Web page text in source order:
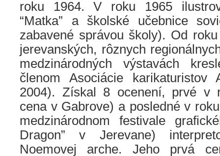
roku 1964. V roku 1965
“Matka” a školské učebnice
zabavené správou školy). Od
jerevanských, rôznych
medzinárodných výstavách
členom Asociácie karikaturistov
2004). Získal 8 ocenení, prvé v
cena v Gabrove) a posledné v
medzinárodnom festivale
Dragon” v Jerevane)
Noemovej arche. Jeho prvá